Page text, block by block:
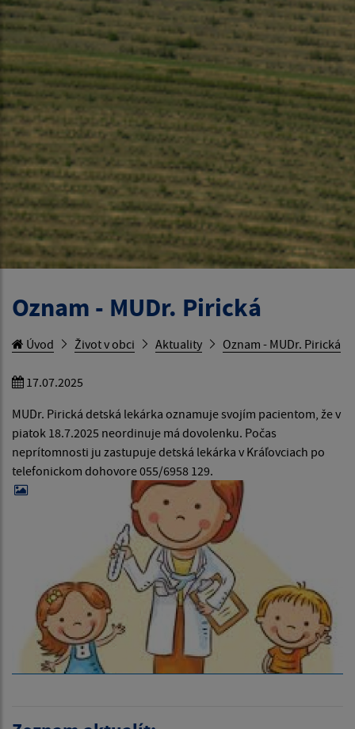
Oznam - MUDr. Pirická
Úvod Život v obci Aktuality Oznam - MUDr. Pirická
17.07.2025
MUDr. Pirická detská lekárka oznamuje svojím pacientom, že v
piatok 18.7.2025 neordinuje má dovolenku. Počas
neprítomnosti ju zastupuje detská lekárka v Kráľovciach po
telefonickom dohovore 055/6958 129.